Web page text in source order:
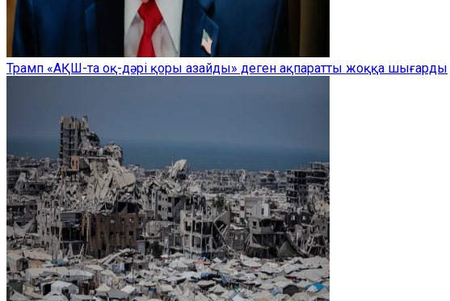
Трамп «АҚШ-та оқ-дәрі қоры азайды» деген ақпаратты жоққа шығарды